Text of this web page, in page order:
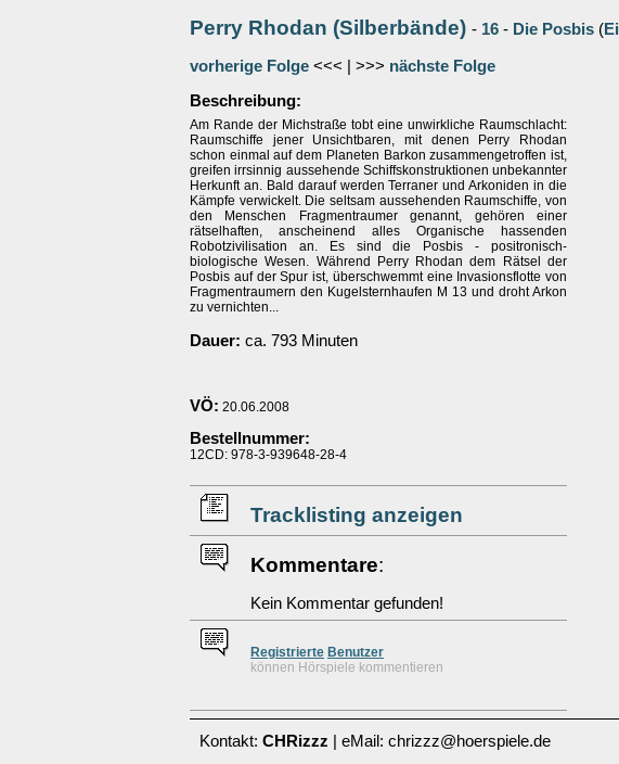
Perry Rhodan (Silberbände) - 16 - Die Posbis (
vorherige Folge <<< | >>> nächste Folge
Beschreibung:
Am Rande der Michstraße tobt eine unwirkliche Raumschlacht:
Raumschiffe jener Unsichtbaren, mit denen Perry Rhodan
schon einmal auf dem Planeten Barkon zusammengetroffen ist,
greifen irrsinnig aussehende Schiffskonstruktionen unbekannter
Herkunft an. Bald darauf werden Terraner und Arkoniden in die
Kämpfe verwickelt. Die seltsam aussehenden Raumschiffe, von
den Menschen Fragmentraumer genannt, gehören einer
rätselhaften, anscheinend alles Organische hassenden
Robotzivilisation an. Es sind die Posbis - positronisch-
biologische Wesen. Während Perry Rhodan dem Rätsel der
Posbis auf der Spur ist, überschwemmt eine Invasionsflotte von
Fragmentraumern den Kugelsternhaufen M 13 und droht Arkon
zu vernichten...
Dauer: ca. 793 Minuten
VÖ: 20.06.2008
Bestellnummer:
12CD: 978-3-939648-28-4
Tracklisting anzeigen
Kommentare:
Kein Kommentar gefunden!
Registrierte Benutzer
können Hörspiele kommentieren
Kontakt: CHRizzz | eMail: chrizzz@hoerspiele.de